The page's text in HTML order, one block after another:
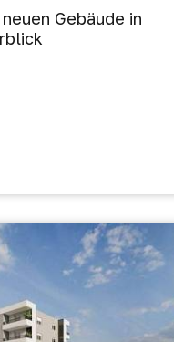
Gebäude in